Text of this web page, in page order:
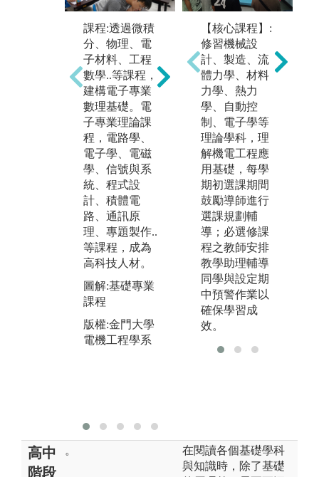
課程:透過微積
分、物理、電
子材料、工程
數學..等課程，
建構電子專業
數理基礎。電
子專業理論課
程，電路學、
電子學、電磁
學、信號與系
統、程式設
計、積體電
路、通訊原
理、專題製作..
等課程，成為
高科技人材。
圖解:基礎專業
課程
版權:金門大學
電機工程學系
實驗實作： 透
過實際程式設
計、數位邏
輯、電子電
路、單晶片原
理應用、通訊
課程實驗，達
到「做中學」
的目的，協助
同學透過實際
實驗操作，從
實作中體驗與
學習，台灣的
半導體產業迅
速成長，電子
資通的設計人
才的培養，在
學校紮下根
基，提高學習
的動機。
圖解:實驗課程
版權:金門大學
【核心課程】:
修習機械設
計、製造、流
體力學、材料
力學、熱力
學、自動控
制、電子學等
理論學科，理
解機電工程應
用基礎，每學
期初選課期間
鼓勵導師進行
選課規劃輔
導；必選修課
程之教師安排
教學助理輔導
同學與設定期
中預警作業以
確保學習成
效。
高中
階段
。
在閱讀各個基礎學科
與知識時，除了基礎